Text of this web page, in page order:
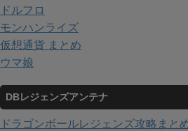
ドルフロ
モンハンライズ
仮想通貨 まとめ
ウマ娘
DBレジェンズアンテナ
ドラゴンボールレジェンズ攻略まと